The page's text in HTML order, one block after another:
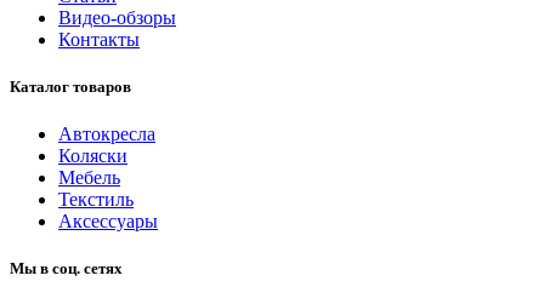
Видео-обзоры
Контакты
Каталог товаров
Автокресла
Коляски
Мебель
Текстиль
Аксессуары
Мы в соц. сетях